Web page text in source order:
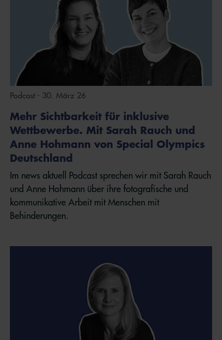
Podcast - 30. März 26
Mehr Sichtbarkeit für inklusive
Wettbewerbe. Mit Sarah Rauch und
Anne Hohmann von Special Olympics
Deutschland
Im news aktuell Podcast sprechen wir mit Sarah Rauch
und Anne Hohmann über ihre fotografische und
kommunikative Arbeit mit Menschen mit
Behinderungen.